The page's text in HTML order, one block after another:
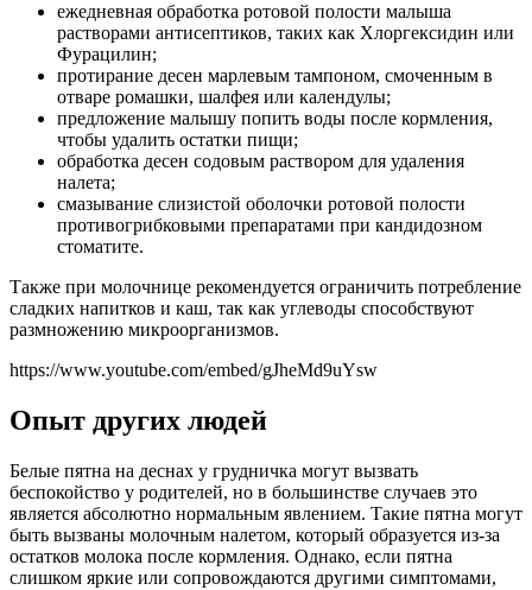
ежедневная обработка ротовой полости малыша
растворами антисептиков, таких как Хлоргексидин или
Фурацилин;
протирание десен марлевым тампоном, смоченным в
отваре ромашки, шалфея или календулы;
предложение малышу попить воды после кормления,
чтобы удалить остатки пищи;
обработка десен содовым раствором для удаления
налета;
смазывание слизистой оболочки ротовой полости
противогрибковыми препаратами при кандидозном
стоматите.
Также при молочнице рекомендуется ограничить потребление
сладких напитков и каш, так как углеводы способствуют
размножению микроорганизмов.
https://www.youtube.com/embed/gJheMd9uYsw
Опыт других людей
Белые пятна на деснах у грудничка могут вызвать
беспокойство у родителей, но в большинстве случаев это
является абсолютно нормальным явлением. Такие пятна могут
быть вызваны молочным налетом, который образуется из-за
остатков молока после кормления. Однако, если пятна
слишком яркие или сопровождаются другими симптомами,